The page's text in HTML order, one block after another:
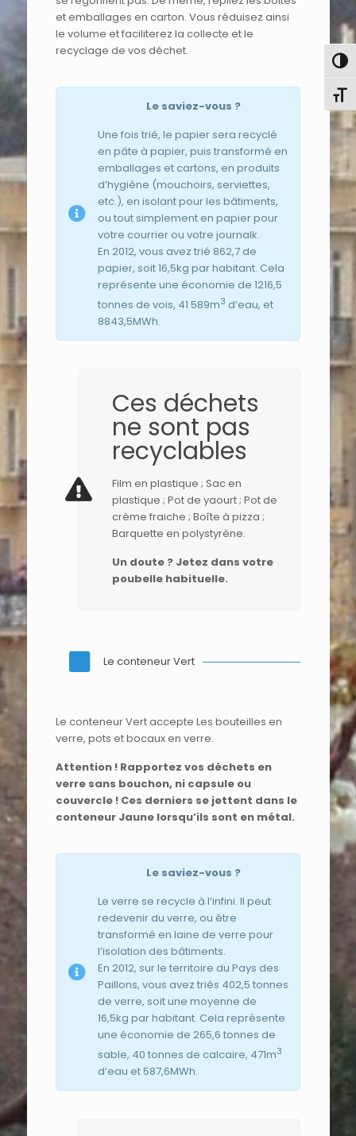
et emballages en carton. Vous réduisez ainsi
le volume et faciliterez la collecte et le
recyclage de vos déchet.
Le saviez-vous ?
Une fois trié, le papier sera recyclé
en pâte à papier, puis transformé en
emballages et cartons, en produits
d’hygiène (mouchoirs, serviettes,
etc.), en isolant pour les bâtiments,
ou tout simplement en papier pour
votre courrier ou votre journalk.
En 2012, vous avez trié 862,7 de
papier, soit 16,5kg par habitant. Cela
représente une économie de 1216,5
tonnes de vois, 41 589m3 d’eau, et
8843,5MWh.
Ces déchets
ne sont pas
recyclables
Film en plastique ; Sac en
plastique ; Pot de yaourt ; Pot de
crème fraiche ; Boîte à pizza ;
Barquette en polystyrène.
Un doute ? Jetez dans votre
poubelle habituelle.
Le conteneur Vert
Le conteneur Vert accepte Les bouteilles en
verre, pots et bocaux en verre.
Attention ! Rapportez vos déchets en
verre sans bouchon, ni capsule ou
couvercle ! Ces derniers se jettent dans le
conteneur Jaune lorsqu’ils sont en métal.
Le saviez-vous ?
Le verre se recycle à l’infini. Il peut
redevenir du verre, ou être
transformé en laine de verre pour
l’isolation des bâtiments.
En 2012, sur le territoire du Pays des
Paillons, vous avez triés 402,5 tonnes
de verre, soit une moyenne de
16,5kg par habitant. Cela représente
une économie de 265,6 tonnes de
sable, 40 tonnes de calcaire, 471m3
d’eau et 587,6MWh.